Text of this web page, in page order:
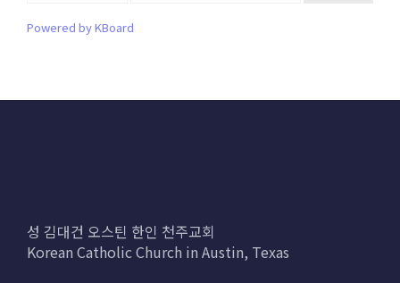
Powered by KBoard
성 김대건 오스틴 한인 천주교회
Korean Catholic Church in Austin, Texas